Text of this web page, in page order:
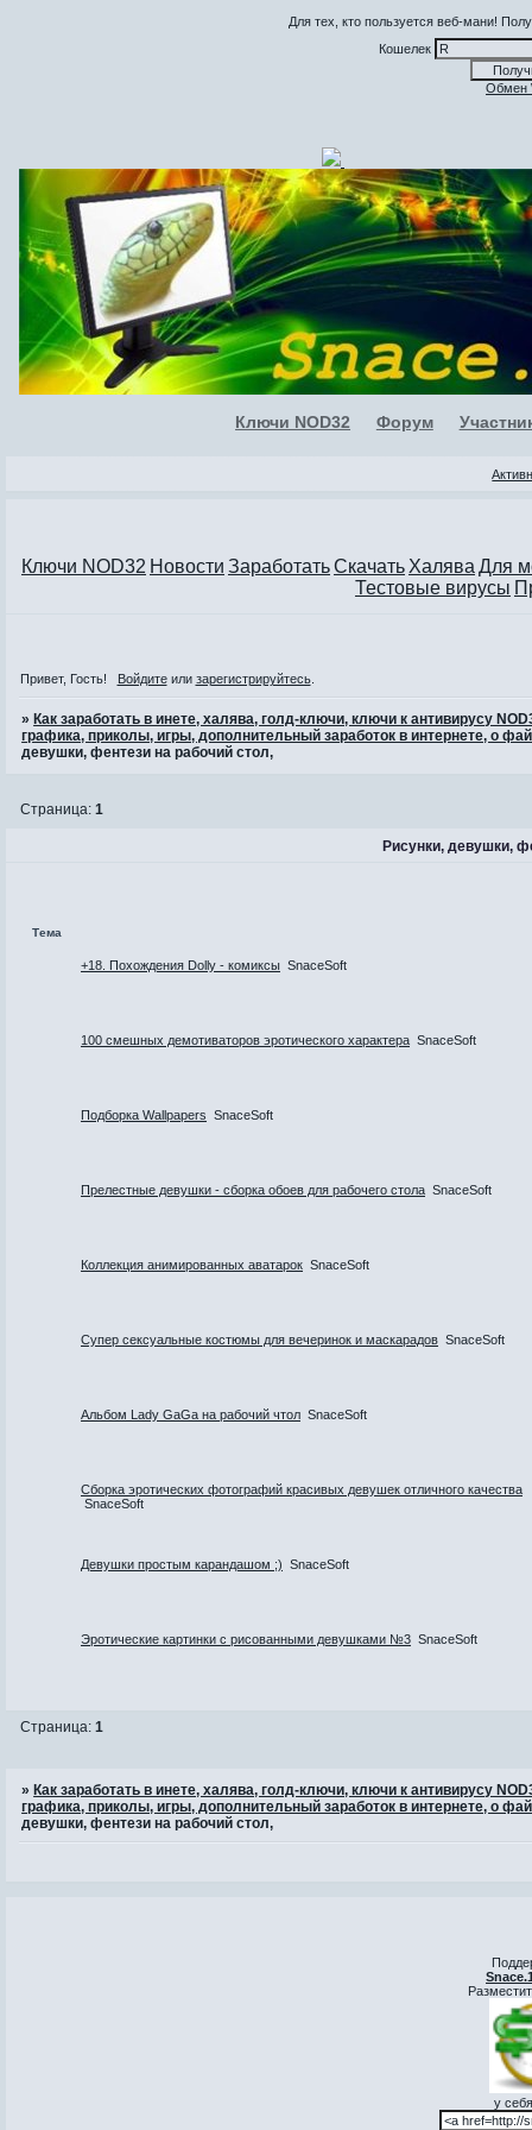
Для тех, кто пользуется веб-мани!
Кошелек
Обмен
Ключи NOD32 Форум
Ключи NOD32 Новости ЗаработатьСкачать Халява Для
Тестовые вирусы
Привет, Гость! Войдитеили зарегистрируйтесь.
» Как заработать в инете, халява, голд-ключи, ключи к антивирусу
графика, приколы, игры, дополнительный заработок в интернете, о
девушки, фентези на рабочий стол,
Рисунки, девушки,
Страница:1
Тема
+18. Похождения Dolly - комиксы SnaceSoft
100 смешных демотиваторов эротического характера SnaceSoft
Подборка Wallpapers SnaceSoft
Прелестные девушки - сборка обоев для рабочего стола SnaceSoft
Коллекция анимированных аватарок SnaceSoft
Супер сексуальные костюмы для вечеринок и маскарадов SnaceSoft
Альбом Lady GaGa на рабочий чтол SnaceSoft
Сборка эротических фотографий красивых девушек отличного качества
SnaceSoft
Девушки простым карандашом ;) SnaceSoft
Эротические картинки с рисованными девушками №3 SnaceSoft
Страница:1
» Как заработать в инете, халява, голд-ключи, ключи к антивирусу
графика, приколы, игры, дополнительный заработок в интернете, о
девушки, фентези на рабочий стол,
у